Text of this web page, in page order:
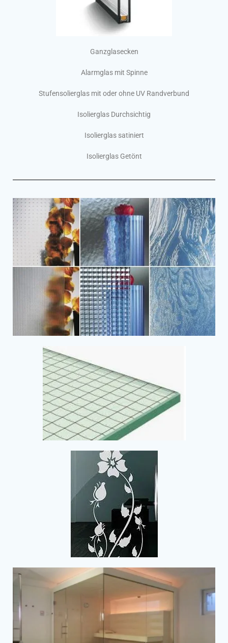
Ganzglasecken
Alarmglas mit Spinne
Stufensolierglas mit oder ohne UV Randverbund
Isolierglas Durchsichtig
Isolierglas satiniert
Isolierglas Getönt